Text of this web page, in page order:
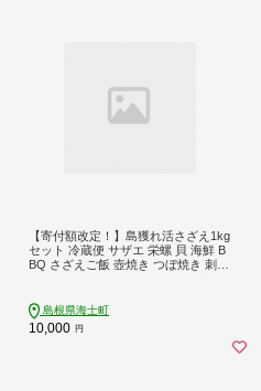
【寄付額改定！】島獲れ活さざえ1kg
セット 冷蔵便 サザエ 栄螺 貝 海鮮 B
BQ さざえご飯 壺焼き つぼ焼き 刺身
島根県海士町
10,000 円